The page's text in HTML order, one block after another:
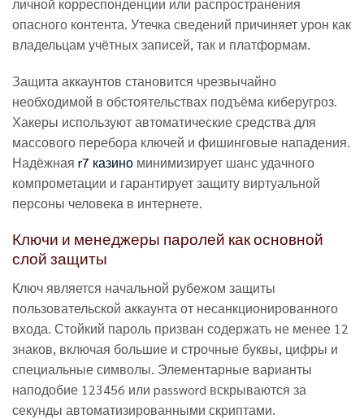
опасного контента. Утечка сведений причиняет урон как
владельцам учётных записей, так и платформам.
Защита аккаунтов становится чрезвычайно
необходимой в обстоятельствах подъёма киберугроз.
Хакеры используют автоматические средства для
массового перебора ключей и фишинговые нападения.
Надёжная r7 казино минимизирует шанс удачного
компрометации и гарантирует защиту виртуальной
персоны человека в интернете.
Ключи и менеджеры паролей как основной
слой защиты
Ключ является начальной рубежом защиты
пользовательской аккаунта от несанкционированного
входа. Стойкий пароль призван содержать не менее 12
знаков, включая большие и строчные буквы, цифры и
специальные символы. Элементарные варианты
наподобие 123456 или password вскрываются за
секунды автоматизированными скриптами.